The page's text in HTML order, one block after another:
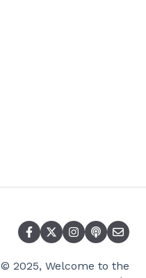
2025, Welcome to the